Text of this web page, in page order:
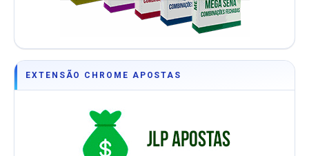
EXTENSÃO CHROME APOSTAS